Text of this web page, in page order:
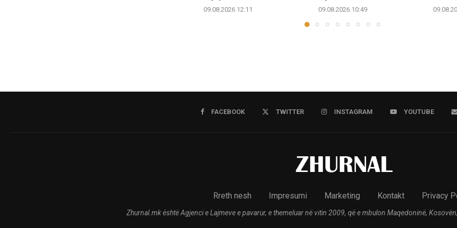
09.08.2026 12:11 09.08.2026 10:49
FACEBOOK TWITTER INSTAGRAM YOUTUBE
Rreth nesh Impresumi Marketing Kontakt Privacy
Zhurnal.mk është Agjenci e Lajmeve e pavarur, e themeluar në vitin 2009, që e mbulon Maqedoninë,